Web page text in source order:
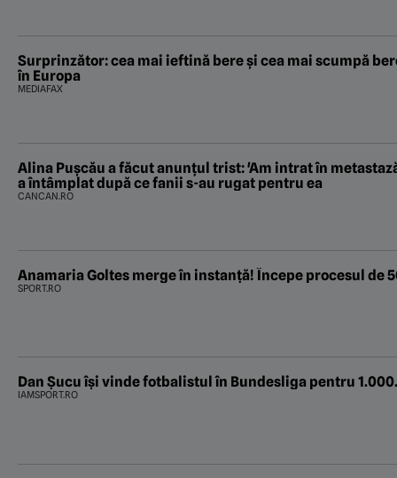
Surprinzător: cea mai ieftină bere și cea mai scumpă
în Europa
MEDIAFAX
Alina Pușcău a făcut anunțul trist: 'Am intrat în
a întâmplat după ce fanii s-au rugat pentru ea
CANCAN.RO
Anamaria Goltes merge în instanță! Începe procesul de
SPORT.RO
Dan Șucu își vinde fotbalistul în Bundesliga pentru
IAMSPORT.RO